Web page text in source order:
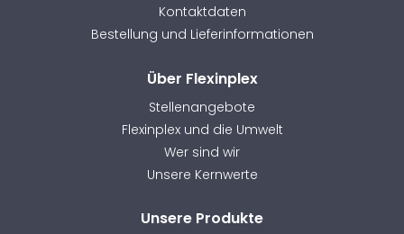
Kontaktdaten
Bestellung und Lieferinformationen
Über Flexinplex
Stellenangebote
Flexinplex und die Umwelt
Wer sind wir
Unsere Kernwerte
Unsere Produkte